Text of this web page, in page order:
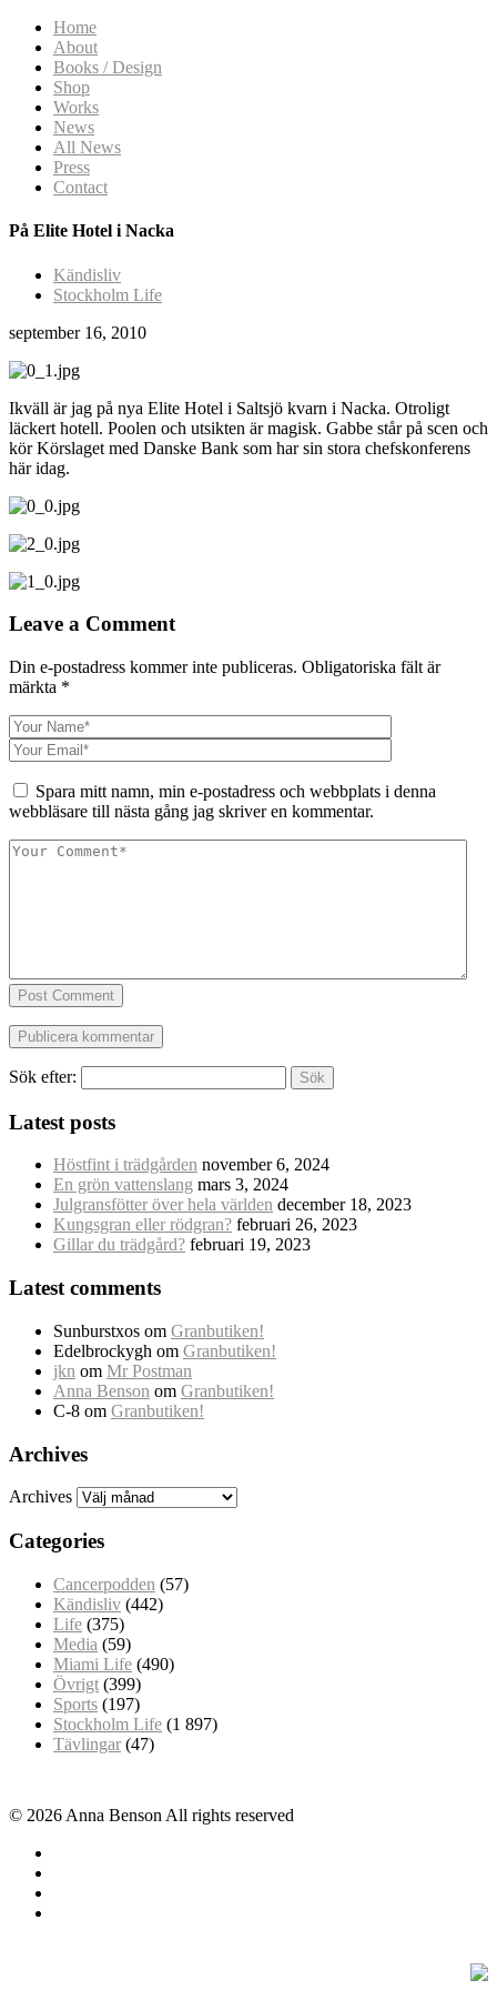
Home
About
Books / Design
Shop
Works
News
All News
Press
Contact
På Elite Hotel i Nacka
Kändisliv
Stockholm Life
september 16, 2010
Ikväll är jag på nya Elite Hotel i Saltsjö kvarn i Nacka. Otroligt
läckert hotell. Poolen och utsikten är magisk. Gabbe står på scen och
kör Körslaget med Danske Bank som har sin stora chefskonferens
här idag.
Leave a Comment
Din e-postadress kommer inte publiceras. Obligatoriska fält är
märkta *
Spara mitt namn, min e-postadress och webbplats i denna
webbläsare till nästa gång jag skriver en kommentar.
Post Comment
Sök efter:
Latest posts
Höstfint i trädgården november 6, 2024
En grön vattenslang mars 3, 2024
Julgransfötter över hela världen december 18, 2023
Kungsgran eller rödgran? februari 26, 2023
Gillar du trädgård? februari 19, 2023
Latest comments
Sunburstxos om Granbutiken!
Edelbrockygh om Granbutiken!
jkn om Mr Postman
Anna Benson om Granbutiken!
C-8 om Granbutiken!
Archives
Archives
Categories
Cancerpodden (57)
Kändisliv (442)
Life (375)
Media (59)
Miami Life (490)
Övrigt (399)
Sports (197)
Stockholm Life (1 897)
Tävlingar (47)
© 2026 Anna Benson All rights reserved